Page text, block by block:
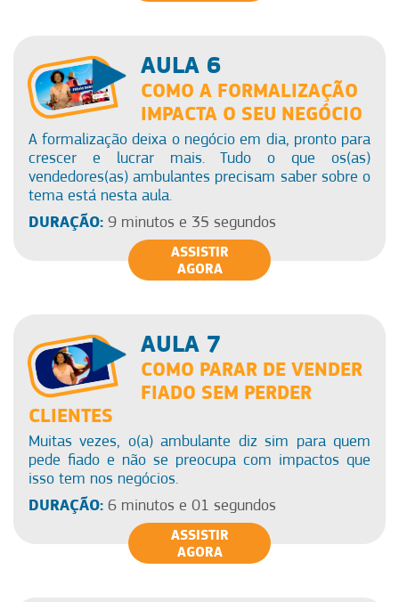
AULA 6
COMO A FORMALIZAÇÃO
IMPACTA O SEU NEGÓCIO
A formalização deixa o negócio em dia, pronto para
crescer e lucrar mais. Tudo o que os(as)
vendedores(as) ambulantes precisam saber sobre o
tema está nesta aula.
DURAÇÃO:9 minutos e 35 segundos
ASSISTIR
AGORA
AULA 7
COMO PARAR DE VENDER
FIADO SEM PERDER
CLIENTES
Muitas vezes, o(a) ambulante diz sim para quem
pede fiado e não se preocupa com impactos que
isso tem nos negócios.
DURAÇÃO:6 minutos e 01 segundos
ASSISTIR
AGORA